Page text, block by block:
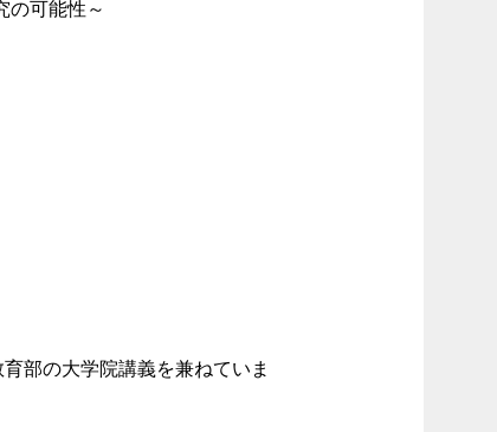
の可能性～
部の大学院講義を兼ねていま